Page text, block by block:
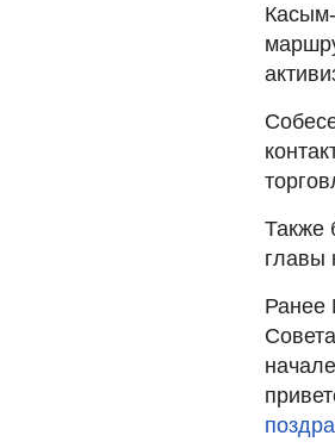
Также
главы
Ранее